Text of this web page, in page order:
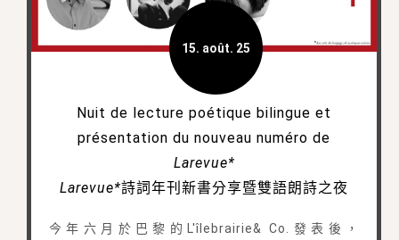
15. août. 25
Nuit de lecture poétique bilingue et
présentation du nouveau numéro de
Larevue*
Larevue*詩詞年刊新書分享暨雙語朗詩之夜
今年六月於巴黎的L'îlebrairie& Co.發表後，